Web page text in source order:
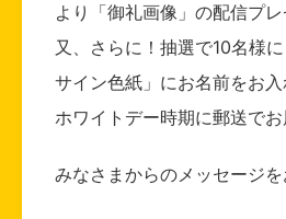
より「御礼画像」の配信プレ
又、さらに！抽選で10名様
サイン色紙」にお名前をお入
ホワイトデー時期に郵送でお
みなさまからのメッセージを